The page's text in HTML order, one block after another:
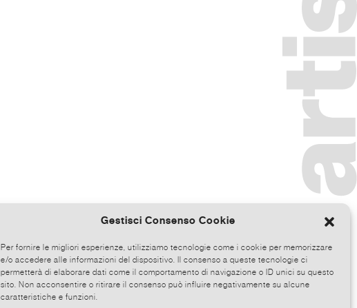
Gestisci Consenso Cookie
Per fornire le migliori esperienze, utilizziamo tecnologie come i cookie per memorizzare
e/o accedere alle informazioni del dispositivo. Il consenso a queste tecnologie ci
permetterà di elaborare dati come il comportamento di navigazione o ID unici su questo
sito. Non acconsentire o ritirare il consenso può influire negativamente su alcune
caratteristiche e funzioni.